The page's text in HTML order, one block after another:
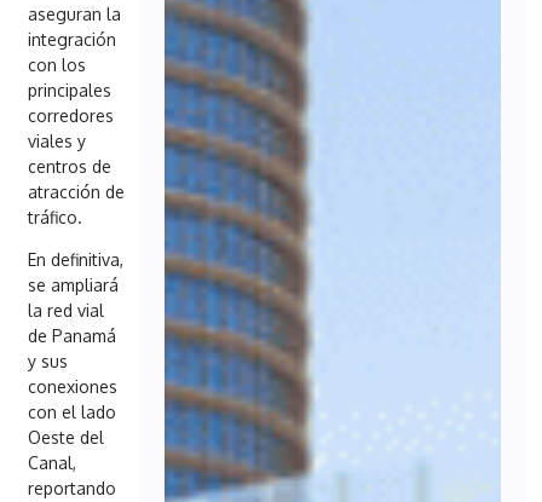
aseguran la
integración
con los
principales
corredores
viales y
centros de
atracción de
tráfico.
En definitiva,
se ampliará
la red vial
de Panamá
y sus
conexiones
con el lado
Oeste del
Canal,
reportando